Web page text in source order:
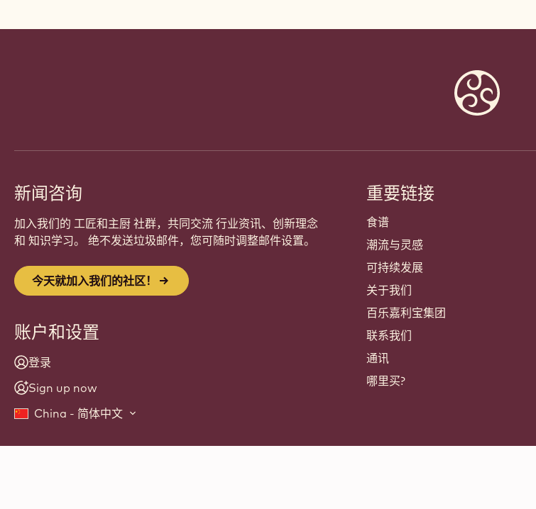
新闻咨询
加入我们的 工匠和主厨 社群，共同交流 行业资讯、创新理念
和 知识学习。 绝不发送垃圾邮件，您可随时调整邮件设置。
今天就加入我们的社区！
账户和设置
登录
Sign up now
China - 简体中文
Footer
Callebaut
重要链接
食谱
潮流与灵感
可持续发展
关于我们
百乐嘉利宝集团
联系我们
通讯
哪里买?